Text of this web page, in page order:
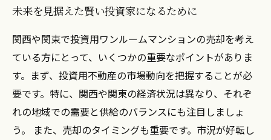
未来を見据えた賢い投資家になるために
関西や関東で投資用ワンルームマンションの売却を考え
ている方にとって、いくつかの重要なポイントがありま
す。まず、投資用不動産の市場動向を把握することが必
要です。特に、関西や関東の経済状況は異なり、それぞ
れの地域での需要と供給のバランスにも注目しましょ
う。 また、売却のタイミングも重要です。市況が好転し